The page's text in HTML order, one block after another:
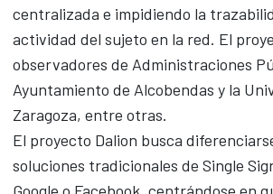
centralizada e impidiendo la
actividad del sujeto en la red. El
observadores de Administraciones
Ayuntamiento de Alcobendas y la
Zaragoza, entre otras.
El proyecto Dalion busca
soluciones tradicionales de Single